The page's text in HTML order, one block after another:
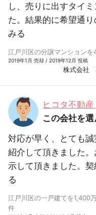
し、売りに出すタイ
た。結果的に希望通
みる
江戸川区の分譲マンション
2019年1月 売却 / 2019年12月 投稿
株式会社
ヒコタ不動
この会社を
対応が早く、とても
紹介して頂きました
示して頂きました。
る
江戸川区の一戸建てを1,400
件